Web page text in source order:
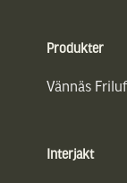
Produkter
Vännäs
Interjakt